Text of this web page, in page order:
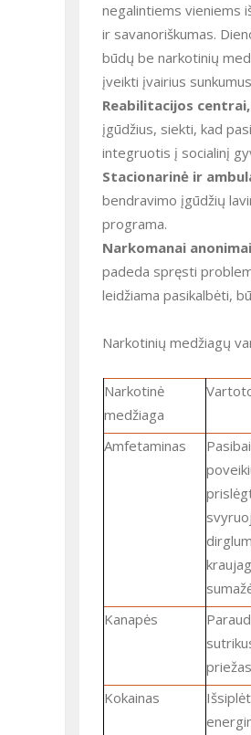
negalintiems vieniems
ir savanoriškumas.
būdų be narkotinių
įveikti įvairius
Reabilitacijos
įgūdžius, siekti, kad
integruotis į socialinį
Stacionarinė ir
bendravimo įgūdžių
programa.
Narkomanai
padeda spręsti
leidžiama pasikalbėti,
Narkotinių medžiagų
Narkotinė
medžiaga
Amfetaminas
Pasibaigus narkotinės medžiagos
Kanapės
Paraudusios akys, išsiplėtę akių vyzdžiai,
Kokainas
Išsiplėtę akių vyzdžiai, jautrumas šviesai,